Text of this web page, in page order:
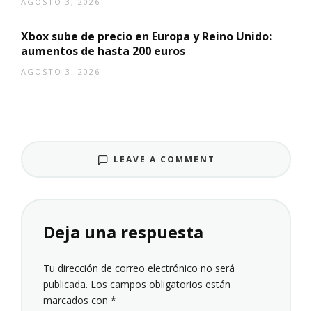
Xbox sube de precio en Europa y Reino Unido:
aumentos de hasta 200 euros
AGOSTO 3, 2026
LEAVE A COMMENT
Deja una respuesta
Tu dirección de correo electrónico no será
publicada. Los campos obligatorios están
marcados con *